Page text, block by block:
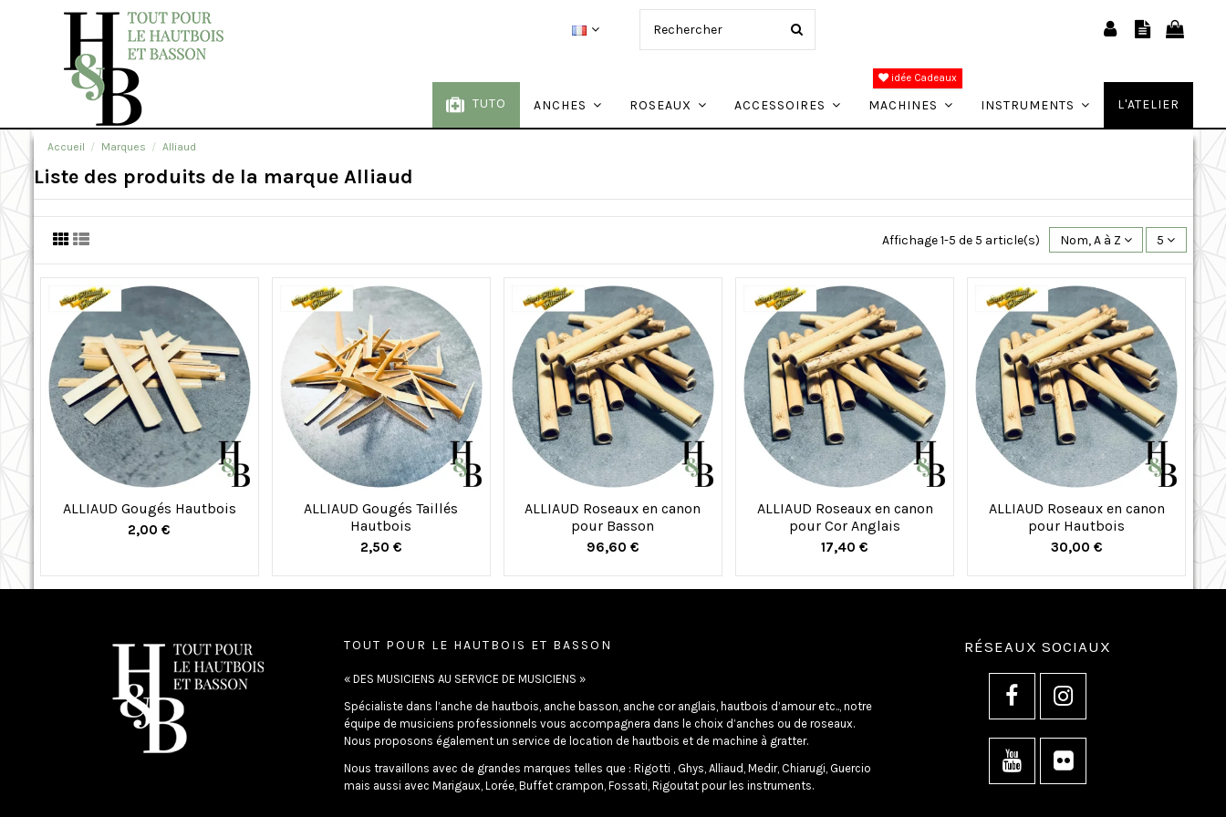
TUTO ANCHES ROSEAUX ACCESSOIRES MACHINES
idée Cadeaux
INSTRUMENTS L'ATELIER
Accueil Marques Alliaud
Liste des produits de la marque Alliaud
Affichage 1-5 de 5 article(s) Nom, A à Z 5
ALLIAUD Gougés Hautbois
2,00 €
ALLIAUD Gougés Taillés
Hautbois
2,50 €
ALLIAUD Roseaux en canon
pour Basson
96,60 €
ALLIAUD Roseaux en canon
pour Cor Anglais
17,40 €
ALLIAUD Roseaux en canon
pour Hautbois
30,00 €
TOUT POUR LE HAUTBOIS ET BASSON
« DES MUSICIENS AU SERVICE DE MUSICIENS »
Spécialiste dans l’anche de hautbois, anche basson, anche cor anglais, hautbois d’amour etc.., notre
équipe de musiciens professionnels vous accompagnera dans le choix d’anches ou de roseaux.
Nous proposons également un service de location de hautbois et de machine à gratter.
Nous travaillons avec de grandes marques telles que : Rigotti , Ghys, Alliaud, Medir, Chiarugi, Guercio
mais aussi avec Marigaux, Lorée, Buffet crampon, Fossati, Rigoutat pour les instruments.
RÉSEAUX SOCIAUX